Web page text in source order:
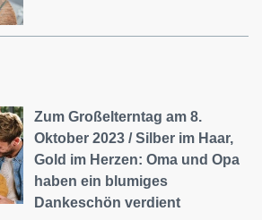
Zum Großelterntag am 8.
Oktober 2023 / Silber im Haar,
Gold im Herzen: Oma und Opa
haben ein blumiges
Dankeschön verdient